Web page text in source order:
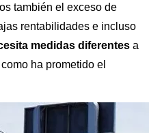
también el exceso de
rentabilidades e incluso
medidas diferentes a
ha prometido el